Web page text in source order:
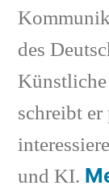
des
schreibt
und KI.